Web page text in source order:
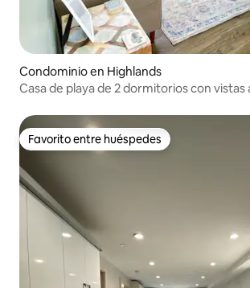
Condominio en Highlands
Casa de playa de 2 dormitorios con vistas
Favorito entre huéspedes
Favorito entre huéspedes